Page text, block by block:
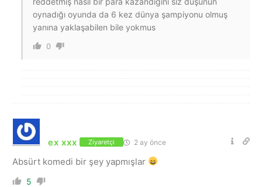
oynadığı oyunda da 6 kez dünya şampiyonu olmuş
yanına yaklaşabilen bile yokmus
0
ex xxx Ziyaretçi 2 ay önce
Absürt komedi bir şey yapmışlar
5